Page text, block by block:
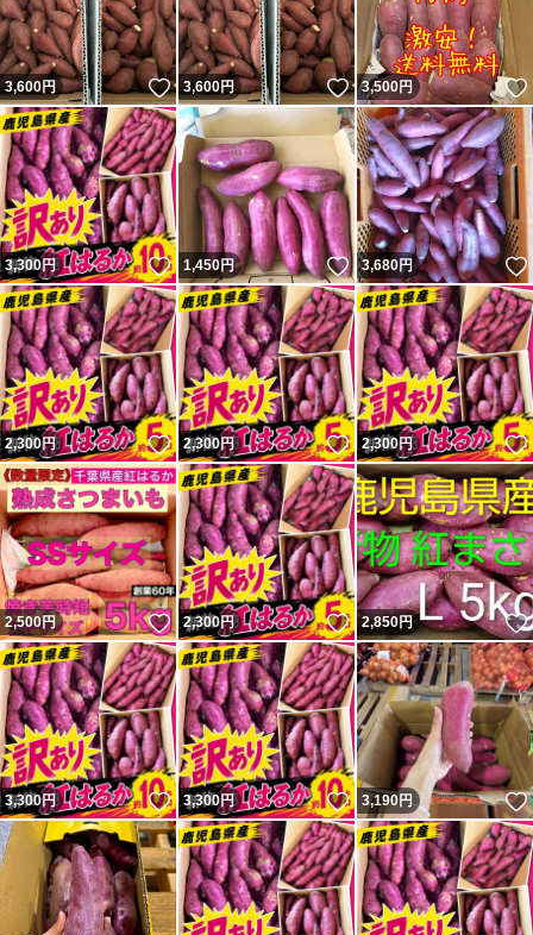
3,600円 いいね！
3,600円 いいね！
3,500円
3,300円 いいね！
1,450円 いいね！
3,680円
2,300円 いいね！
2,300円 いいね！
2,300円
2,500円 いいね！
2,300円 いいね！
2,850円
3,300円 いいね！
3,300円 いいね！
3,190円